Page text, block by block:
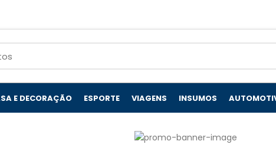
E DECORAÇÃO ESPORTE VIAGENS INSUMOS